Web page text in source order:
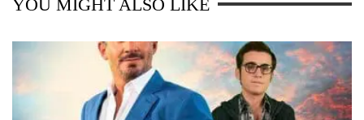
YOU MIGHT ALSO LIKE